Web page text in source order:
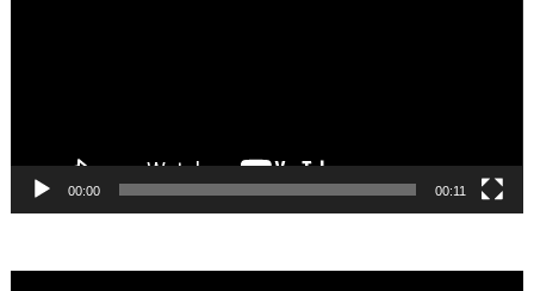
00:00 00:11